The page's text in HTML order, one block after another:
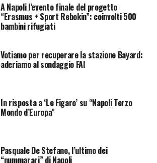
A Napoli l’evento finale del progetto
“Erasmus + Sport Rebokin”: coinvolti 500
bambini rifugiati
Votiamo per recuperare la stazione Bayard:
aderiamo al sondaggio FAI
In risposta a ‘Le Figaro’ su “Napoli Terzo
Mondo d’Europa”
Pasquale De Stefano, l’ultimo dei
“nummarari” di Napoli